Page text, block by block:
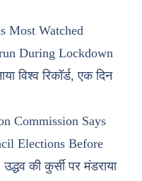
Most Watched
During Lockdown
विश्व रिकॉर्ड, एक दिन
Commission Says
Elections Before
की कुर्सी पर मंडराया